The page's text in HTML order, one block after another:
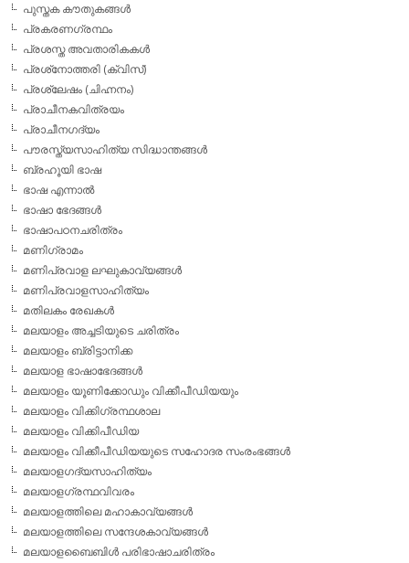
പുസ്തക കൗതുകങ്ങള്‍
പ്രകരണഗ്രന്ഥം
പ്രശസ്ത അവതാരികകള്‍
പ്രശ്‌നോത്തരി (ക്വിസ്)
പ്രശ്ലേഷം (ചിഹ്നനം)
പ്രാചീനകവിത്രയം
പ്രാചീനഗദ്യം
പൗരസ്ത്യസാഹിത്യ സിദ്ധാന്തങ്ങള്‍
ബ്രഹൂയി ഭാഷ
ഭാഷ എന്നാല്‍
ഭാഷാ ഭേദങ്ങള്‍
ഭാഷാപഠനചരിത്രം
മണിഗ്രാമം
മണിപ്രവാള ലഘുകാവ്യങ്ങള്‍
മണിപ്രവാളസാഹിത്യം
മതിലകം രേഖകള്‍
മലയാളം അച്ചടിയുടെ ചരിത്രം
മലയാളം ബ്രിട്ടാനിക്ക
മലയാള ഭാഷാഭേദങ്ങള്‍
മലയാളം യൂണിക്കോഡും വിക്കീപീഡിയയും
മലയാളം വിക്കിഗ്രന്ഥശാല
മലയാളം വിക്കിപീഡിയ
മലയാളം വിക്കീപീഡിയയുടെ സഹോദര സംരംഭങ്ങള്‍
മലയാളഗദ്യസാഹിത്യം
മലയാളഗ്രന്ഥവിവരം
മലയാളത്തിലെ മഹാകാവ്യങ്ങള്‍
മലയാളത്തിലെ സന്ദേശകാവ്യങ്ങള്‍
മലയാളബൈബിള്‍ പരിഭാഷാചരിത്രം